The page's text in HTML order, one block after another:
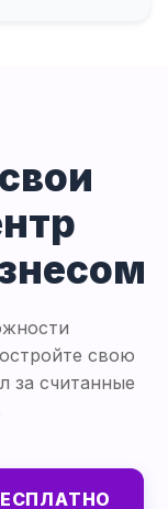
свою
за считанные